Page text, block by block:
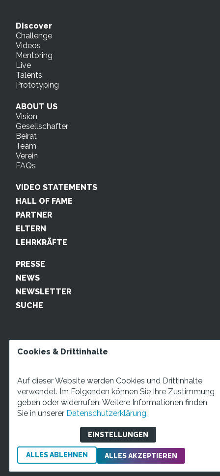
Discover
Challenge
Videos
Mentoring
Live
Talents
Prototyping
ABOUT US
Vision
Gesellschafter
Beirat
Team
Verein
FAQs
VIDEO STATEMENTS
HALL OF FAME
PARTNER
ELTERN
LEHRKRÄFTE
PRESSE
NEWS
NEWSLETTER
SUCHE
STARTUP TEENS Münsterstraße 5, 59065 Hamm. Fon:
+49 2381 4870207 Mail:info@startupteens.de
Impressum Datenschutzerklärung
Cookies & Drittinhalte
Auf dieser Website werden Cookies und Drittinhalte
verwendet. Im Folgenden können Sie Ihre Zustimmung
geben oder widerrufen. Weitere Informationen finden
Sie in unserer Datenschutzerklärung.
EINSTELLUNGEN
ALLES ABLEHNEN ALLES AKZEPTIEREN